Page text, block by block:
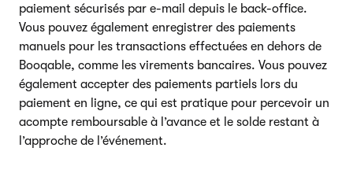
paiement sécurisés par e-mail depuis le back-office.
Vous pouvez également enregistrer des paiements
manuels pour les transactions effectuées en dehors de
Booqable, comme les virements bancaires. Vous pouvez
également accepter des paiements partiels lors du
paiement en ligne, ce qui est pratique pour percevoir un
acompte remboursable à l’avance et le solde restant à
l’approche de l’événement.